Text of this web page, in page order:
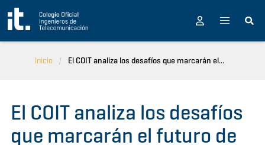
Pasar al contenido principal
Inicio El COIT analiza los desafíos que marcarán el...
El COIT analiza los desafíos
que marcarán el futuro de